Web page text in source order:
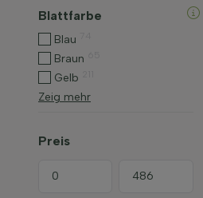
Blattfarbe
Blau
Braun
Gelb
Zeig mehr
Preis